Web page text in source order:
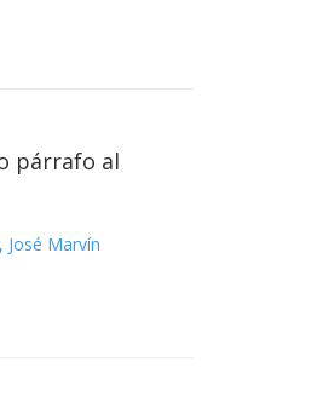
párrafo al
José Marvín